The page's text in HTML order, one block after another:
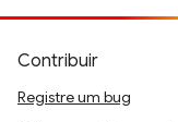
Contribuir
Registre um bug